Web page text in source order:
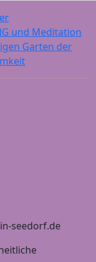
und Meditation
Garten der
seedorf.de